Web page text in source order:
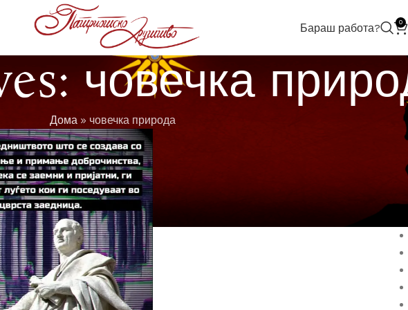
Бараш работа? 0
човечка
Дома » човечка природа